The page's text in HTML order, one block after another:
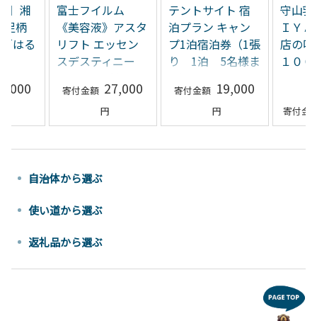
】湘
足柄
はる
富士フイルム
《美容液》アスタ
リフト エッセン
スデスティニー
スメ スキンケア
メイク エイジン
グ】
27,000
テントサイト 宿
泊プラン キャン
プ1泊宿泊券（1張
り 1泊 5名様ま
19,000
守山
ＩＹ
店の
１０
自治体から選ぶ
使い道から選ぶ
返礼品から選ぶ